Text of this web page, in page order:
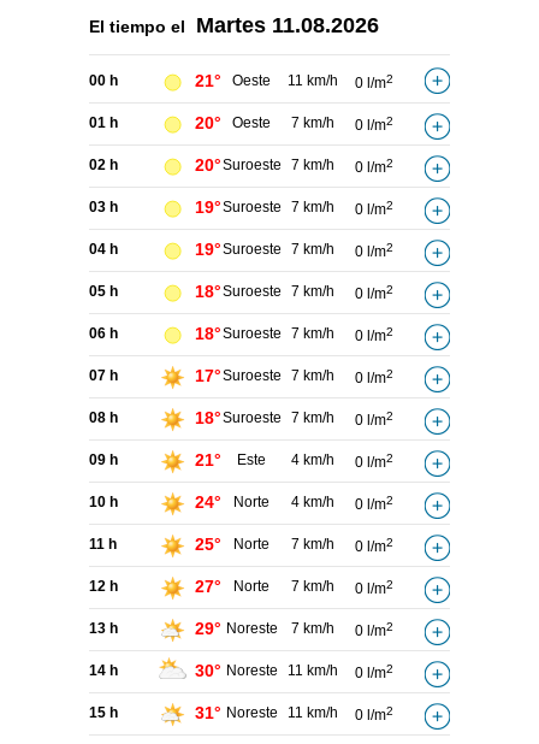
El tiempo el Martes 11.08.2026
00 h 21° Oeste 11 km/h 0 l/m2
01 h 20° Oeste 7 km/h 0 l/m2
02 h 20°Suroeste 7 km/h 0 l/m2
03 h 19°Suroeste 7 km/h 0 l/m2
04 h 19°Suroeste 7 km/h 0 l/m2
05 h 18°Suroeste 7 km/h 0 l/m2
06 h 18°Suroeste 7 km/h 0 l/m2
07 h 17°Suroeste 7 km/h 0 l/m2
08 h 18°Suroeste 7 km/h 0 l/m2
09 h 21° Este 4 km/h 0 l/m2
10 h 24° Norte 4 km/h 0 l/m2
11 h 25° Norte 7 km/h 0 l/m2
12 h 27° Norte 7 km/h 0 l/m2
13 h 29° Noreste 7 km/h 0 l/m2
14 h 30° Noreste 11 km/h 0 l/m2
15 h 31° Noreste 11 km/h 0 l/m2